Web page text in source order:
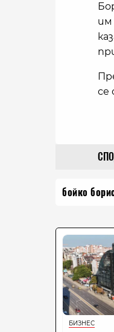
им
се
бойко